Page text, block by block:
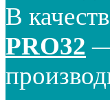
В
PRO32